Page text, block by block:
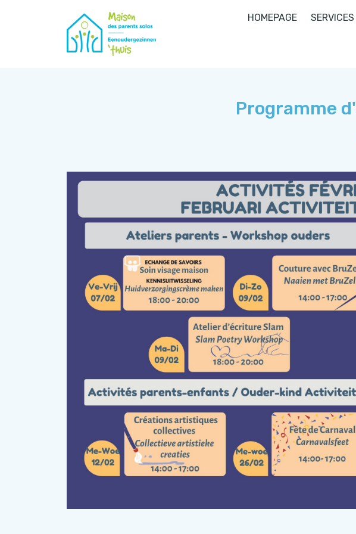
HOMEPAGE SERVICES
Programme